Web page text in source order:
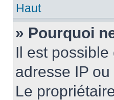
Haut
» Pourquoi
Il est
adresse IP
Le